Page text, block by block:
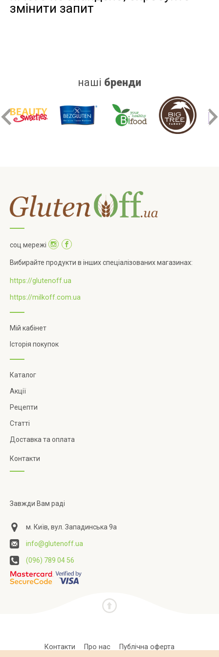
дріжджів
змінити запит
наші бренди
соц мережі
Вибирайте продукти в інших спеціалізованих магазинах:
https://glutenoff.ua
https://milkoff.com.ua
Мій кабінет
Історія покупок
Каталог
Акції
Рецепти
Статті
Доставка та оплата
Контакти
Завжди Вам раді
м. Київ, вул. Западинська 9а
info@glutenoff.ua
(096) 789 04 56
Контакти Про нас Публічна оферта